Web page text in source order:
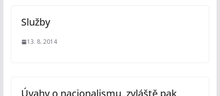
Služby
13. 8. 2014